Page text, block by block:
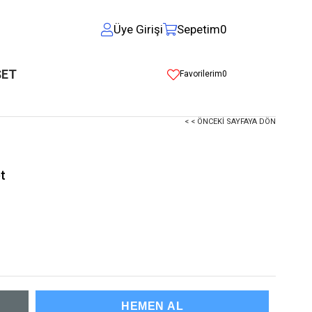
Üye Girişi Sepetim0
Favorilerim0
< < ÖNCEKI SAYFAYA DÖN